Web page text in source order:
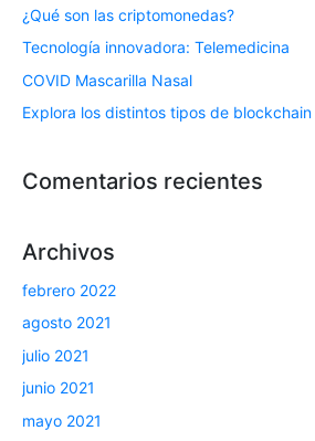
¿Qué son las criptomonedas?
Tecnología innovadora: Telemedicina
COVID Mascarilla Nasal
Explora los distintos tipos de blockchain
Comentarios recientes
Archivos
febrero 2022
agosto 2021
julio 2021
junio 2021
mayo 2021